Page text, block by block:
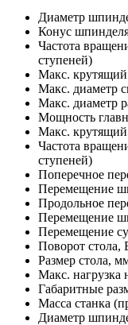
Диаметр
Конус
Частота
ступеней)
Макс.
Макс. диаметр
Макс. диаметр
Мощность
Макс.
Частота
ступеней)
Поперечное
Перемещение
Продольное
Перемещение
Перемещение
Поворот стола,
Размер стола,
Макс. нагрузка
Габаритные
Масса станка
Диаметр